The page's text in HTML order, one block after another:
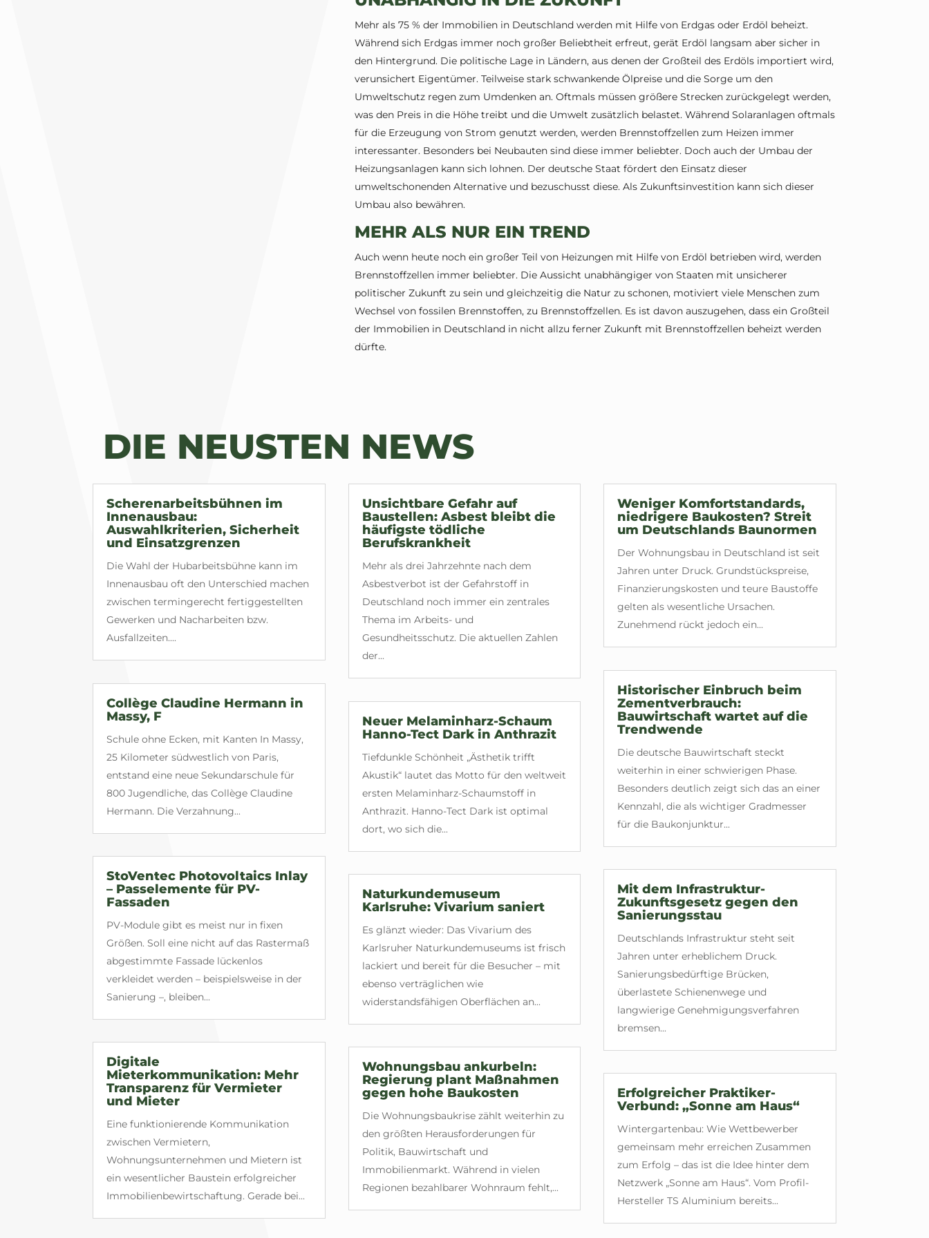
Mehr als 75 % der Immobilien in Deutschland werden mit Hilfe von Erdgas oder Erdöl beheizt.
Während sich Erdgas immer noch großer Beliebtheit erfreut, gerät Erdöl langsam aber sicher in
den Hintergrund. Die politische Lage in Ländern, aus denen der Großteil des Erdöls importiert wird,
verunsichert Eigentümer. Teilweise stark schwankende Ölpreise und die Sorge um den
Umweltschutz regen zum Umdenken an. Oftmals müssen größere Strecken zurückgelegt werden,
was den Preis in die Höhe treibt und die Umwelt zusätzlich belastet. Während Solaranlagen oftmals
für die Erzeugung von Strom genutzt werden, werden Brennstoffzellen zum Heizen immer
interessanter. Besonders bei Neubauten sind diese immer beliebter. Doch auch der Umbau der
Heizungsanlagen kann sich lohnen. Der deutsche Staat fördert den Einsatz dieser
umweltschonenden Alternative und bezuschusst diese. Als Zukunftsinvestition kann sich dieser
Umbau also bewähren.
MEHR ALS NUR EIN TREND
Auch wenn heute noch ein großer Teil von Heizungen mit Hilfe von Erdöl betrieben wird, werden
Brennstoffzellen immer beliebter. Die Aussicht unabhängiger von Staaten mit unsicherer
politischer Zukunft zu sein und gleichzeitig die Natur zu schonen, motiviert viele Menschen zum
Wechsel von fossilen Brennstoffen, zu Brennstoffzellen. Es ist davon auszugehen, dass ein Großteil
der Immobilien in Deutschland in nicht allzu ferner Zukunft mit Brennstoffzellen beheizt werden
dürfte.
DIE NEUSTEN NEWS
Scherenarbeitsbühnen im
Innenausbau:
Auswahlkriterien, Sicherheit
und Einsatzgrenzen
Die Wahl der Hubarbeitsbühne kann im
Innenausbau oft den Unterschied machen
zwischen termingerecht fertiggestellten
Gewerken und Nacharbeiten bzw.
Ausfallzeiten....
Collège Claudine Hermann in
Massy, F
Schule ohne Ecken, mit Kanten In Massy,
25 Kilometer südwestlich von Paris,
entstand eine neue Sekundarschule für
800 Jugendliche, das Collège Claudine
Hermann. Die Verzahnung...
StoVentec Photovoltaics Inlay
– Passelemente für PV-
Fassaden
PV-Module gibt es meist nur in fixen
Größen. Soll eine nicht auf das Rastermaß
abgestimmte Fassade lückenlos
verkleidet werden – beispielsweise in der
Sanierung –, bleiben...
Digitale
Mieterkommunikation: Mehr
Transparenz für Vermieter
und Mieter
Eine funktionierende Kommunikation
zwischen Vermietern,
Wohnungsunternehmen und Mietern ist
ein wesentlicher Baustein erfolgreicher
Immobilienbewirtschaftung. Gerade bei...
Unsichtbare Gefahr auf
Baustellen: Asbest bleibt die
häufigste tödliche
Berufskrankheit
Mehr als drei Jahrzehnte nach dem
Asbestverbot ist der Gefahrstoff in
Deutschland noch immer ein zentrales
Thema im Arbeits- und
Gesundheitsschutz. Die aktuellen Zahlen
der...
Neuer Melaminharz-Schaum
Hanno-Tect Dark in Anthrazit
Tiefdunkle Schönheit „Ästhetik trifft
Akustik“ lautet das Motto für den weltweit
ersten Melaminharz-Schaumstoff in
Anthrazit. Hanno-Tect Dark ist optimal
dort, wo sich die...
Naturkundemuseum
Karlsruhe: Vivarium saniert
Es glänzt wieder: Das Vivarium des
Karlsruher Naturkundemuseums ist frisch
lackiert und bereit für die Besucher – mit
ebenso verträglichen wie
widerstandsfähigen Oberflächen an...
Wohnungsbau ankurbeln:
Regierung plant Maßnahmen
gegen hohe Baukosten
Die Wohnungsbaukrise zählt weiterhin zu
den größten Herausforderungen für
Politik, Bauwirtschaft und
Immobilienmarkt. Während in vielen
Regionen bezahlbarer Wohnraum fehlt,...
Weniger Komfortstandards,
niedrigere Baukosten? Streit
um Deutschlands Baunormen
Der Wohnungsbau in Deutschland ist seit
Jahren unter Druck. Grundstückspreise,
Finanzierungskosten und teure Baustoffe
gelten als wesentliche Ursachen.
Zunehmend rückt jedoch ein...
Historischer Einbruch beim
Zementverbrauch:
Bauwirtschaft wartet auf die
Trendwende
Die deutsche Bauwirtschaft steckt
weiterhin in einer schwierigen Phase.
Besonders deutlich zeigt sich das an einer
Kennzahl, die als wichtiger Gradmesser
für die Baukonjunktur...
Mit dem Infrastruktur-
Zukunftsgesetz gegen den
Sanierungsstau
Deutschlands Infrastruktur steht seit
Jahren unter erheblichem Druck.
Sanierungsbedürftige Brücken,
überlastete Schienenwege und
langwierige Genehmigungsverfahren
bremsen...
Erfolgreicher Praktiker-
Verbund: „Sonne am Haus“
Wintergartenbau: Wie Wettbewerber
gemeinsam mehr erreichen Zusammen
zum Erfolg – das ist die Idee hinter dem
Netzwerk „Sonne am Haus“. Vom Profil-
Hersteller TS Aluminium bereits...